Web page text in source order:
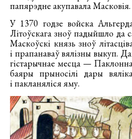
папярэдне акупавала Масковія.
У 1370 годзе войска
Літоўскага зноў падыйшло да
Маскоўскі князь зноў
і прапанаваў вялізны выкуп.
гістарычнае месца —
баяры прыносілі дары
і пакланяліся яму.